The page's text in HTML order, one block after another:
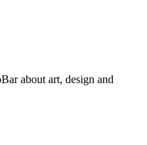
about art, design and